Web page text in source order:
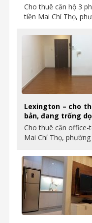
Cho thuê căn hộ 3
tiền Mai Chí Thọ,
Lexington – cho
bản, đang trống
Cho thuê căn
Mai Chí Thọ,